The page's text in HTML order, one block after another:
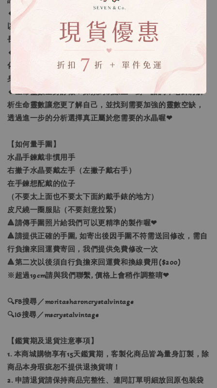
🔸手鍊顆數問題：我們會依照每個人的手圍去量身打造，所
以長度不同每一條的水晶數量就會不同，以符合正常的手鍊
長度。
🔸客製化之範圍：我們提供的客製範圍為「手圍尺寸客製
化」及「量身需求的訂做」，還有更進一步的「生命靈數量
身訂做」。
🔸生命靈數量身訂做：採預約制線上一對一諮詢，老師將解
析生命靈數讓您更了解自己，並找到需要加強的靈數空缺，
透過進一步的分析選擇真正屬於您需要的水晶喔❤
【如何量手圍】
水晶手鍊戴非慣用手
右撇子水晶要戴左手（左撇子戴右手）
在手鍊想配戴的位子
（不要太上面也不要太下面約戴手錶的地方）
皮尺繞一圈服貼（不要刻意拉緊）
🔺請傳手圍照片給我們可以更精準的製作喔❤
🔺請提供正確的手圍, 如寄出後因手圍不符需送回修改，需自
行負擔來回運費寄回，我們提供免費修改一次
🔺第二次以後須自行負擔來回運費和換線費用($200)
※超過19cm請與我們聯繫, 價格上會稍作調整唷❤
🔍FB搜尋／moritasharoncrystalvintage
🔍IG搜尋／mscrystalvintage
【鑑賞期及退貨注意事項】
1. 本商城購物享有15天鑑賞期，客製化商品皆為量身訂製，除
商品本身瑕疵恕不提供退換貨唷！
2. 申請退貨請保持商品完整性、連同訂單明細放回原包裝袋